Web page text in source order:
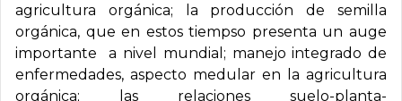
agricultura orgánica; la producción de semilla
orgánica, que en estos tiempso presenta un auge
importante a nivel mundial; manejo integrado de
enfermedades, aspecto medular en la agricultura
orgánica; las relaciones suelo-planta-